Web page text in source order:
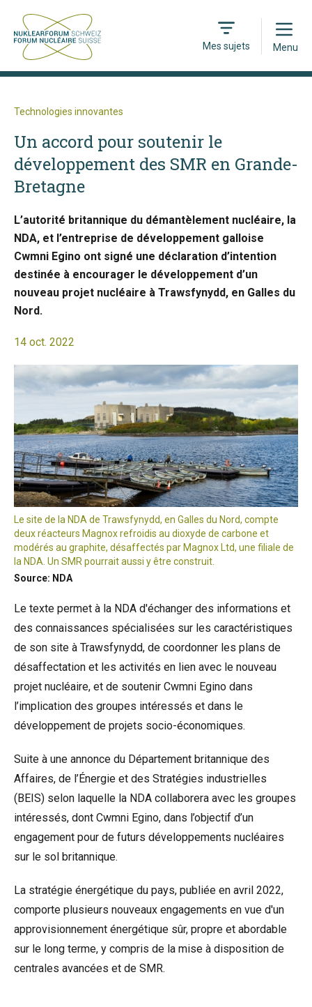
Mes sujets
Open
Menu
Technologies innovantes
Un accord pour soutenir le
développement des SMR en Grande-
Bretagne
L’autorité britannique du démantèlement nucléaire, la
NDA, et l’entreprise de développement galloise
Cwmni Egino ont signé une déclaration d’intention
destinée à encourager le développement d’un
nouveau projet nucléaire à Trawsfynydd, en Galles du
Nord.
14 oct. 2022
Le site de la NDA de Trawsfynydd, en Galles du Nord, compte
deux réacteurs Magnox refroidis au dioxyde de carbone et
modérés au graphite, désaffectés par Magnox Ltd, une filiale de
la NDA. Un SMR pourrait aussi y être construit.
Source: NDA
Le texte permet à la NDA d'échanger des informations et
des connaissances spécialisées sur les caractéristiques
de son site à Trawsfynydd, de coordonner les plans de
désaffectation et les activités en lien avec le nouveau
projet nucléaire, et de soutenir Cwmni Egino dans
l’implication des groupes intéressés et dans le
développement de projets socio-économiques.
Suite à une annonce du Département britannique des
Affaires, de l’Énergie et des Stratégies industrielles
(BEIS) selon laquelle la NDA collaborera avec les groupes
intéressés, dont Cwmni Egino, dans l’objectif d’un
engagement pour de futurs développements nucléaires
sur le sol britannique.
La stratégie énergétique du pays, publiée en avril 2022,
comporte plusieurs nouveaux engagements en vue d'un
approvisionnement énergétique sûr, propre et abordable
sur le long terme, y compris de la mise à disposition de
centrales avancées et de SMR.